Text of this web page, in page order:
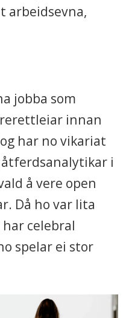
arbeidsevna,
jobba som
innan
har no vikariat
åtferdsanalytikar i
å vere open
Då ho var lita
celebral
spelar ei stor